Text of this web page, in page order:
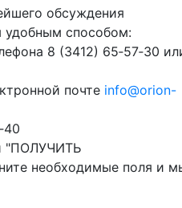
обсуждения
удобным способом:
8 (3412) 65‑57‑30
почте info@orion-
"ПОЛУЧИТЬ
необходимые поля и